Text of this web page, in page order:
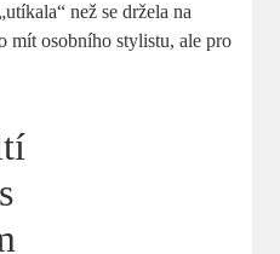
než se držela na
mít osobního stylistu, ale pro